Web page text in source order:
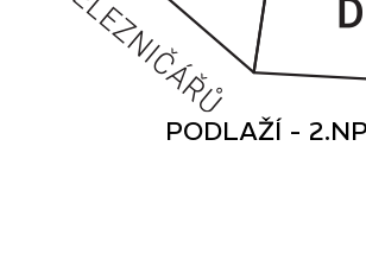
PODLAŽÍ - 2.NP